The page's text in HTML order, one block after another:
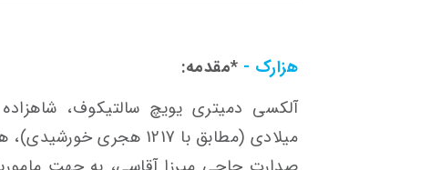
هزارک - *مقدمه:
میلادی (مطابق با 1217